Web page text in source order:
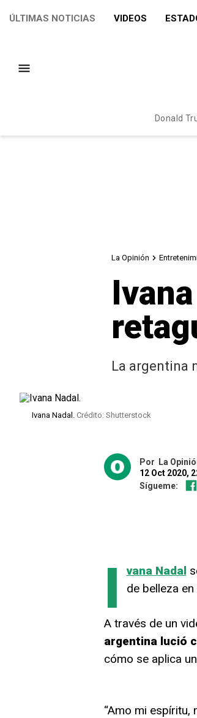
ÚLTIMAS NOTICIAS VIDEOS
Donald
La Opinión
La argentina
Ivana Nadal. Crédito: Shutterstock
Por
La
12 Oct 2020,
Sígueme:
I vana Nadal
de belleza
A través de un
argentina lució
cómo se aplica
“Amo mi